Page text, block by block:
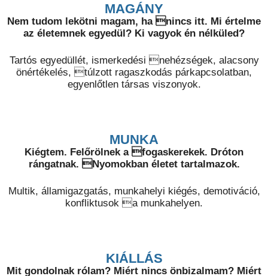
MAGÁNY
Nem tudom lekötni magam, ha nincs itt. Mi értelme
az életemnek egyedül? Ki vagyok én nélküled?
Tartós egyedüllét, ismerkedési nehézségek, alacsony
önértékelés, túlzott ragaszkodás párkapcsolatban,
egyenlőtlen társas viszonyok.
MUNKA
Kiégtem. Felőrölnek a fogaskerekek. Dróton
rángatnak. Nyomokban életet tartalmazok.
Multik, államigazgatás, munkahelyi kiégés, demotiváció,
konfliktusok a munkahelyen.
KIÁLLÁS
Mit gondolnak rólam? Miért nincs önbizalmam? Miért